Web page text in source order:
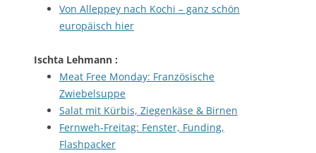
Von Alleppey nach Kochi – ganz schön
europäisch hier
Ischta Lehmann :
Meat Free Monday: Französische
Zwiebelsuppe
Salat mit Kürbis, Ziegenkäse & Birnen
Fernweh-Freitag: Fenster, Funding,
Flashpacker